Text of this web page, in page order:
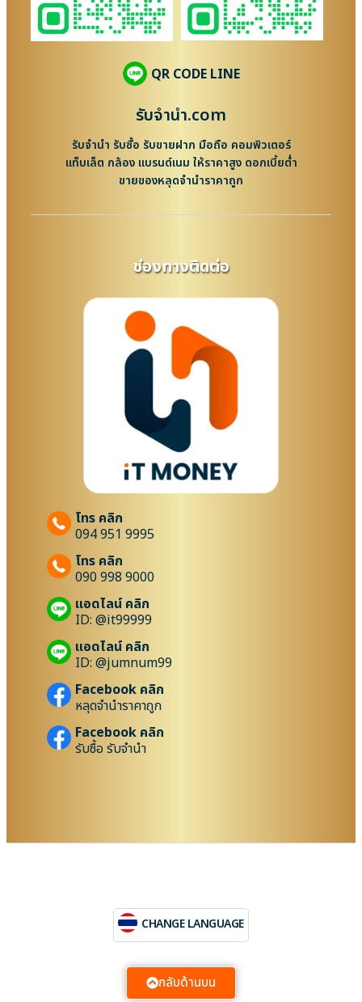
QR CODE LINE
รับจํานํา.com
รับจำนำ รับซื้อ รับขายฝาก มือถือ คอมพิวเตอร์
แท็บเล็ต กล้อง แบรนด์เนม ให้ราคาสูง ดอกเบี้ยต่ำ
ขายของหลุดจำนำราคาถูก
ช่องทางติดต่อ
โทร คลิก
094 951 9995
โทร คลิก
090 998 9000
แอดไลน์ คลิก
ID: @it99999
แอดไลน์ คลิก
ID: @jumnum99
Facebook คลิก
หลุดจำนำราคาถูก
Facebook คลิก
รับซื้อ รับจำนำ
CHANGE LANGUAGE
กลับด้านบน